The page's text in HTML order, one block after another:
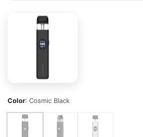
Color: Cosmic Black